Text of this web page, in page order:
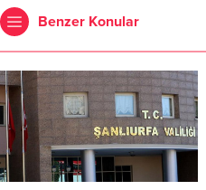
Benzer Konular